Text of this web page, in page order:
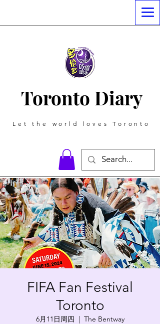
Toronto Diary
Let the world loves Toronto
FIFA Fan Festival
Toronto
6月11日周四
  |
The Bentway